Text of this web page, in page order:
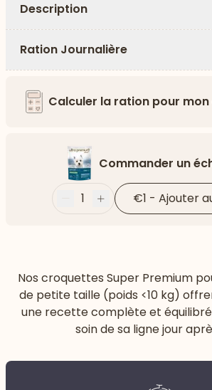
Description
Ration Journalière
Calculer la ration pour mon
Commander un
Moins
1 Plus €1 - Ajouter
Nos croquettes Super Premium
de petite taille (poids <10 kg)
une recette complète et
soin de sa ligne jour